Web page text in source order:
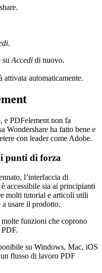
.
suAccedi di nuovo.
automaticamente.
e PDFelement non fa
Wondershare ha fatto bene e
con leader come Adobe.
i punti di forza
l’interfaccia di
accessibile sia ai principianti
molti tutorial e articoli utili
a usare il prodotto.
funzioni che coprono
PDF.
su Windows, Mac, iOS
flusso di lavoro PDF